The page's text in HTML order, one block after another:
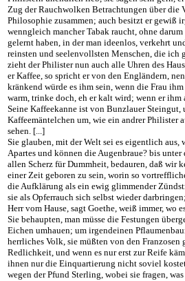
Zug der Rauchwolken Betrachtungen über
Philosophie zusammen; auch besitzt er gewiß
wenngleich mancher Tabak raucht, ohne
gelernt haben, in der man ideenlos, verkehrt
reinsten und seelenvollsten Menschen, die ich
zieht der Philister nun auch alle Uhren des
er Kaffee, so spricht er von den Engländern,
kränkend würde es ihm sein, wenn die Frau
warm, trinke doch, eh er kalt wird; wenn er ihm
Seine Kaffeekanne ist von Bunzlauer
Kaffeemäntelchen um, wie ein andrer Philister
sehen. [...]
Sie glauben, mit der Welt sei es eigentlich
Apartes und können die Augenbraue? bis
allen Scherz für Dummheit, bedauren, daß wir
einer Zeit geboren zu sein, worin so
die Aufklärung als ein ewig glimmender
sie als Opferrauch sich selbst wieder
Herr vom Hause, sagt Goethe, weiß immer, wo
Sie behaupten, man müsse die Festungen
Eichen umhauen; um irgendeinen
herrliches Volk, sie müßten von den
Redlichkeit, und wenn es nur erst zur Reife
ihnen nur die Einquartierung nicht soviel
wegen der Pfund Sterling, wobei sie fragen,